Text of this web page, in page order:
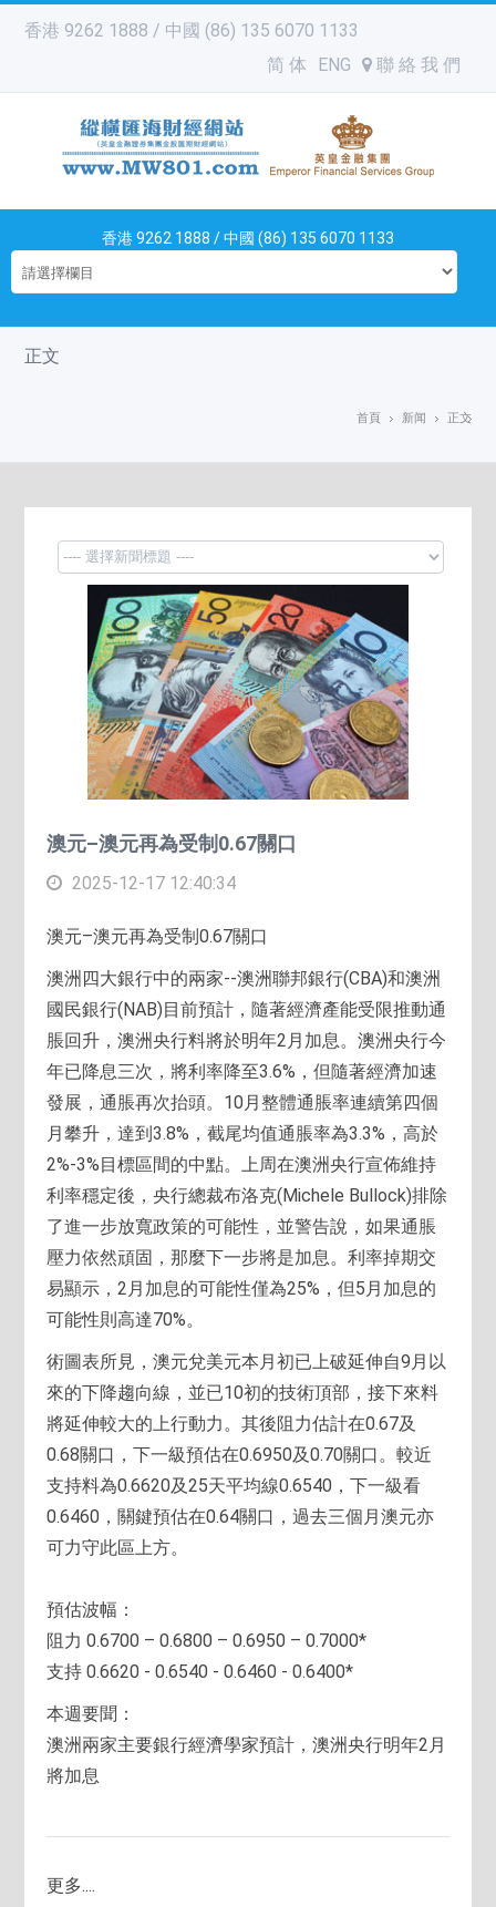
香港 9262 1888 / 中國 (86) 135 6070 1133
简 体
ENG 聯 絡 我 們
香港 9262 1888 / 中國 (86) 135 6070 1133
正文
首頁 新闻 正文
澳元–澳元再為受制0.67關口
2025-12-17 12:40:34
澳元–澳元再為受制0.67關口
澳洲四大銀行中的兩家--澳洲聯邦銀行(CBA)和澳洲
國民銀行(NAB)目前預計，隨著經濟產能受限推動通
脹回升，澳洲央行料將於明年2月加息。澳洲央行今
年已降息三次，將利率降至3.6%，但隨著經濟加速
發展，通脹再次抬頭。10月整體通脹率連續第四個
月攀升，達到3.8%，截尾均值通脹率為3.3%，高於
2%-3%目標區間的中點。上周在澳洲央行宣佈維持
利率穩定後，央行總裁布洛克(Michele Bullock)排除
了進一步放寬政策的可能性，並警告說，如果通脹
壓力依然頑固，那麼下一步將是加息。利率掉期交
易顯示，2月加息的可能性僅為25%，但5月加息的
可能性則高達70%。
術圖表所見，澳元兌美元本月初已上破延伸自9月以
來的下降趨向線，並已10初的技術頂部，接下來料
將延伸較大的上行動力。其後阻力估計在0.67及
0.68關口，下一級預估在0.6950及0.70關口。較近
支持料為0.6620及25天平均線0.6540，下一級看
0.6460，關鍵預估在0.64關口，過去三個月澳元亦
可力守此區上方。
預估波幅：
阻力 0.6700 – 0.6800 – 0.6950 – 0.7000*
支持 0.6620 - 0.6540 - 0.6460 - 0.6400*
本週要聞：
澳洲兩家主要銀行經濟學家預計，澳洲央行明年2月
將加息
更多....